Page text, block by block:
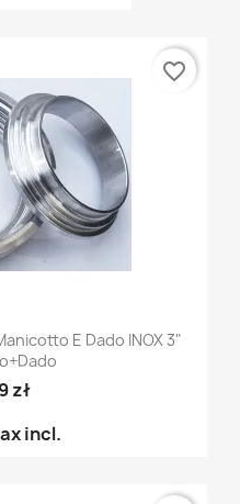
E Dado INOX 3"
zł
incl.
favorite_border